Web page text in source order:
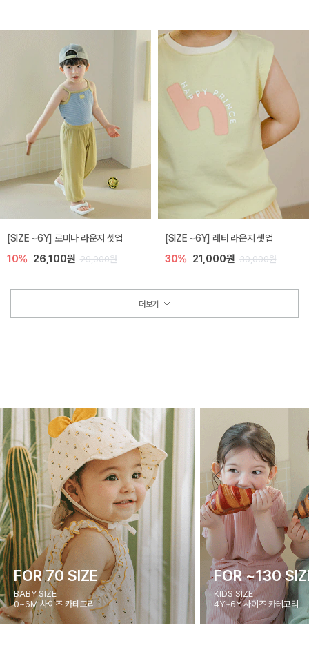
[SIZE ~6Y] 로미나 라운지 셋업
10% 26,100원 29,000원
[SIZE ~6Y] 레티 라운지 셋업
30% 21,000원 30,000원
더보기
FOR 70 SIZE
BABY SIZE
0~6M 사이즈 카테고리
FOR ~130
KIDS SIZE
4Y~6Y 사이즈 카테고리